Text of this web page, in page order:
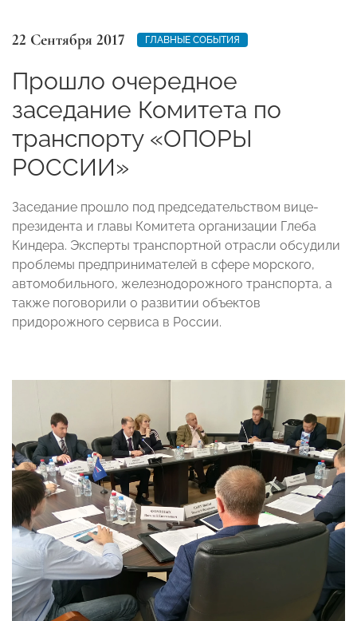
22 Сентября 2017 ГЛАВНЫЕ СОБЫТИЯ
Прошло очередное
заседание Комитета по
транспорту «ОПОРЫ
РОССИИ»
Заседание прошло под председательством вице-
президента и главы Комитета организации Глеба
Киндера. Эксперты транспортной отрасли обсудили
проблемы предпринимателей в сфере морского,
автомобильного, железнодорожного транспорта, а
также поговорили о развитии объектов
придорожного сервиса в России.